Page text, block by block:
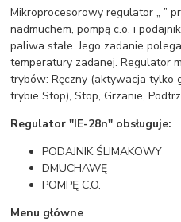
Mikroprocesorowy regulator „ ”
nadmuchem, pompą c.o. i
paliwa stałe. Jego zadanie
temperatury zadanej. Regulator
trybów: Ręczny (aktywacja tylko
trybie Stop), Stop, Grzanie,
Regulator "IE-28n" obsługuje:
PODAJNIK ŚLIMAKOWY
DMUCHAWĘ
POMPĘ C.O.
Menu główne